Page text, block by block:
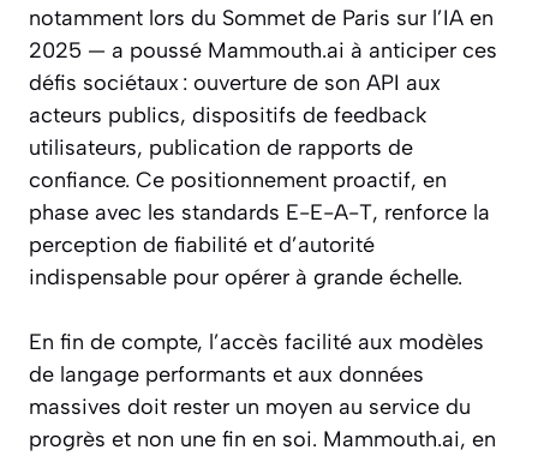
notamment lors du Sommet de Paris sur l’IA en
2025 — a poussé Mammouth.ai à anticiper ces
défis sociétaux : ouverture de son API aux
acteurs publics, dispositifs de feedback
utilisateurs, publication de rapports de
confiance. Ce positionnement proactif, en
phase avec les standards E-E-A-T, renforce la
perception de fiabilité et d’autorité
indispensable pour opérer à grande échelle.
En fin de compte, l’accès facilité aux modèles
de langage performants et aux données
massives doit rester un moyen au service du
progrès et non une fin en soi. Mammouth.ai, en